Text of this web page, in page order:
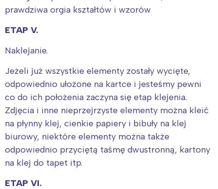
prawdziwa orgia kształtów i wzorów
ETAP V.
Naklejanie.
Jeżeli już wszystkie elementy zostały wycięte,
odpowiednio ułożone na kartce i jesteśmy pewni
co do ich położenia zaczyna się etap klejenia.
Zdjęcia i inne nieprzejrzyste elementy można kleić
na płynny klej, cienkie papiery i bibuły na klej
biurowy, niektóre elementy można także
odpowiednio przyciętą taśmę dwustronną, kartony
na klej do tapet itp.
ETAP VI.
Interesują mnie wydarzenia z
Warszawa
Łódź
Trójmiasto
Poznań
Wrocław
Śląsk
Kraków
Południe
Północ
Wszystkie
Wybieram